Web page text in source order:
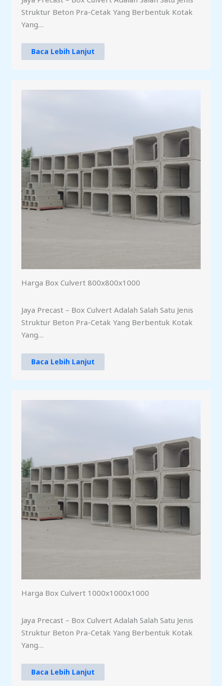
Struktur Beton Pra-Cetak Yang Berbentuk Kotak
Yang…
Baca Lebih Lanjut
Harga Box Culvert 800x800x1000
Jaya Precast – Box Culvert Adalah Salah Satu Jenis
Struktur Beton Pra-Cetak Yang Berbentuk Kotak
Yang…
Baca Lebih Lanjut
Harga Box Culvert 1000x1000x1000
Jaya Precast – Box Culvert Adalah Salah Satu Jenis
Struktur Beton Pra-Cetak Yang Berbentuk Kotak
Yang…
Baca Lebih Lanjut